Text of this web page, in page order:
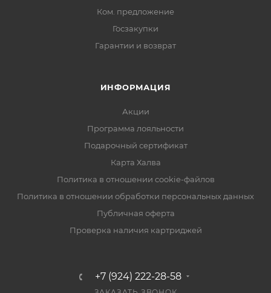
Ком. предложение
Госзакупки
Гарантии и возврат
ИНФОРМАЦИЯ
Акции
Программа лояльности
Подарочный сертификат
Карта Халва
Политика в отношении cookie-файлов
Политика в отношении обработки персональных данных
Публичная оферта
Проверка наличия картриджей
+7 (924) 222-28-58